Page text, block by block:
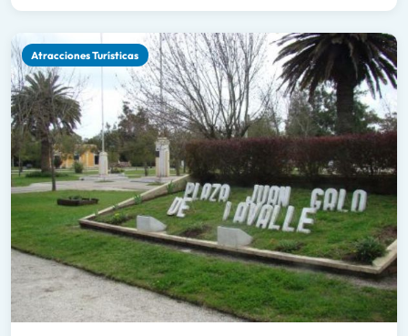
Atracciones Turísticas